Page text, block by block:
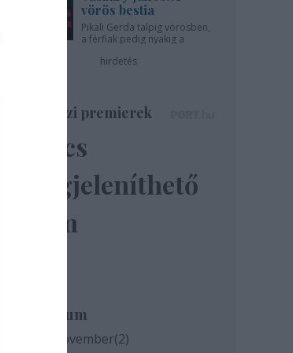
vörös bestia
Pikali Gerda talpig vörösben,
a férfiak pedig nyakig a
hirdetés
Színházi premierek
Nincs
megjeleníthető
elem
Archívum
2020 november(2)